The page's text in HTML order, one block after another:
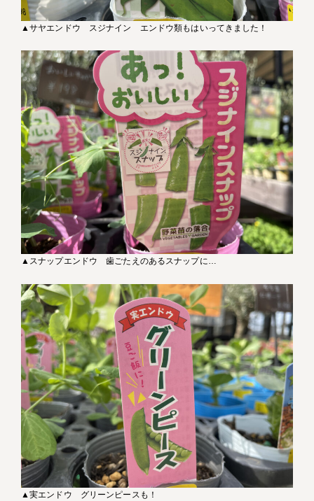
▲サヤエンドウ スジナイン エンドウ類もはいってきました！
▲スナップエンドウ 歯ごたえのあるスナップに…
▲実エンドウ グリーンピースも！